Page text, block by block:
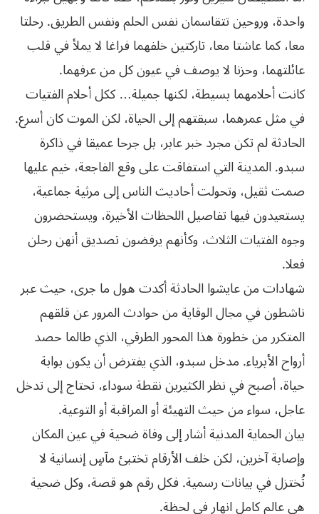
واحدة، وروحين تتقاسمان نفس الحلم ونفس الطريق. رحلتا
معا، كما عاشتا معا، تاركتين خلفهما فراغا لا يملأ في قلب
عائلتهما، وحزنا لا يوصف في عيون كل من عرفهما.
كانت أحلامهما بسيطة، لكنها جميلة… ككل أحلام الفتيات
في مثل عمرهما، سبقتهم إلى الحياة، لكن الموت كان أسرع.
الحادثة لم تكن مجرد خبر عابر، بل جرحا عميقا في ذاكرة
سبدو. المدينة التي استفاقت على وقع الفاجعة، خيم عليها
صمت ثقيل، وتحولت أحاديث الناس إلى مرثية جماعية،
يستعيدون فيها تفاصيل اللحظات الأخيرة، ويستحضرون
وجوه الفتيات الثلاث، وكأنهم يرفضون تصديق أنهن رحلن
فعلا.
شهادات من عايشوا الحادثة أكدت هول ما جرى، حيث عبر
ناشطون في مجال الوقاية من حوادث المرور عن قلقهم
المتكرر من خطورة هذا المحور الطرقي، الذي طالما حصد
أرواح الأبرياء. مدخل سبدو، الذي يفترض أن يكون بوابة
حياة، أصبح في نظر الكثيرين نقطة سوداء، تحتاج إلى تدخل
عاجل، سواء من حيث التهيئة أو المراقبة أو التوعية.
بيان الحماية المدنية أشار إلى وفاة ضحية في عين المكان
وإصابة آخرين، لكن خلف الأرقام تختبئ مآسٍ إنسانية لا
تُختزل في بيانات رسمية. فكل رقم هو قصة، وكل ضحية
هي عالم كامل انهار في لحظة.